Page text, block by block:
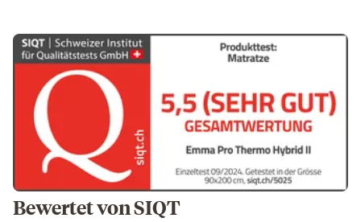
Bewertet von SIQT